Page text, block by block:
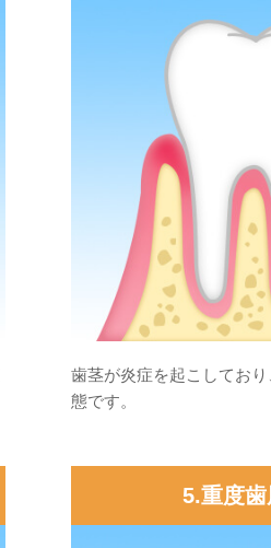
歯茎が炎症を起こしてお
態です。
5.重度歯